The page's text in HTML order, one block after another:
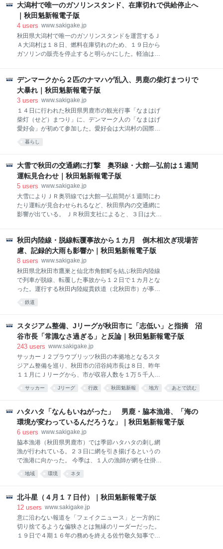
以降、小野良幸副町長ら町幹部職員は入院した秋田市
の病院を度々訪れて病状を確認し、町長の妻と今後に
ついて話し合ってきたという。小野副町長によると、
ことから、辞職はやむを得ないとの意向を示唆してい
たという。
大潟村で唯一のガソリンスタンド、在庫切れで供給停止へ
｜秋田魁新報電子版
4 users www.sakigake.jp
秋田県大潟村で唯一のガソリンスタンドを運営するＪ
Ａ大潟村は１８日、燃料在庫切れのため、１９日から
ガソリンの販売を停止すると明らかにした。軽油は給
デンマークから２匹のナマハゲ乱入、男鹿の柴灯まつりで
大暴れ｜秋田魁新報電子版
3 users www.sakigake.jp
１４日に行われた秋田県男鹿市の観光行事「なまはげ
柴灯（せど）まつり」に、デンマーク人の「なまはげ
愛好会」が初めて参加した。愛好会は大潟村の国際交
流員だった男性が「大好きな伝統文化を少しでも広め
る一助になりたい」との思いでデンマークに帰国後設
扮（ふん）して来場客をもてなした。
暮らし
大雪で秋田の交通網に打撃 奥羽線・大館―弘前は１週間
運転見合わせ｜秋田魁新報電子版
5 users www.sakigake.jp
大雪によりＪＲ奥羽線では大館―弘前間が１週間にわ
たり運転が見合わせられるなど、秋田県内の交通網に
影響が出ている。 ＪＲ秋田支社によると、３日は大雪
た。４日は、奥羽線の院内―新庄間と大館―弘前間、
花輪線の鹿角花輪―大館間で終日運転を取りやめる。
五能線でも一部列車が運休する。 奥羽線では１月以
降、各地で運転見合わせが相次ぐ。大館―弘前間と院
内―新庄間は２９日から続いている。花輪線の鹿角花
輪―大館間は２０日から見合わせられている。 秋田支
囲にわたっており作業が間に合わない箇所も生じてい
る。安全運行を最優先に、最大限の除雪体制で取り組
んでいる」としている。 秋田内陸線を運行する秋田内
陸縦貫鉄道は４日も、１月２１
秋田内陸線・脱線転覆事故から１カ月 倒木相次ぎ現場苦
慮、記録的大雨も影響か｜秋田魁新報電子版
8 users www.sakigake.jp
秋田県北秋田市鷹巣と仙北市角館町を結ぶ秋田内陸線
で列車が脱線、転覆した事故から１２日で１カ月とな
った。運行する秋田内陸縦貫鉄道（北秋田市）が事故
原因とみる倒木は、その後も降雪の影響で相次ぎ、列
車の運休や遅れが生じている。倒木の要因は、毎年の
指摘がある。沿線には所有者不明の山林も多く、同社
は難しい対応を迫られている。
鉄道
スタジアム整備、Jリーグが秋田市に「志低い」と指摘 沼
谷市長「常識なさ過ぎる」と反論｜秋田魁新報電子版
243 users www.sakigake.jp
サッカーＪ２ブラウブリッツ秋田の本拠地となるスタ
ジアム整備を巡り、秋田市の沼谷純市長は８日、昨年
１１月にＪリーグから、市が収容人数を１万５千人規
模とする場合を検討していないとして「志が低い」と
指摘されたと明らかにした。その上で「市のオーナー
れば極めて常識がなさ過ぎる」との見方を示した。公
設での整備には賛否両論があり、Ｊリーグが同じ姿勢
ならば、市民の理解を得るのは難しくなるとし「理解
ーグ側には肝に銘じてほしい」とも述べた。 Ｊリーグ
からの指摘に関しては、秋田放送が６日、市への情報
公開請求で入手した資料に基づき、昨年１１月に開か
れた市とブラウブリッツ、Ｊリーグの担当者による非
か問われ、事実だと認めた。沼谷
サッカー Jリーグ 行政 秋田魁新報 地方 あとで読む
ハタハタ「なんもいねがった」 男鹿・脇本漁港、「海の
環境が変わっているんだろうな」｜秋田魁新報電子版
6 users www.sakigake.jp
脇本漁港（秋田県男鹿市）では季節ハタハタの刺し網
漁が行われている。２３日に網を引き揚げるというの
で漁港に向かった。 今季は、１人の漁師が網を仕掛け
ている。漁港に到着するとちょうど、その漁師が帰港
した。「網にかかってましたか」と聞くと「なんもい
地域 環境 ネタ
北斗星（４月１７日付）｜秋田魁新報電子版
12 users www.sakigake.jp
意に沿わない報道を「フェイクニュース」と一方的に
切り捨てるような偏狭さとは無縁のリーダーだった。
１９日で４期１６年の務めを終える佐竹敬久知事であ